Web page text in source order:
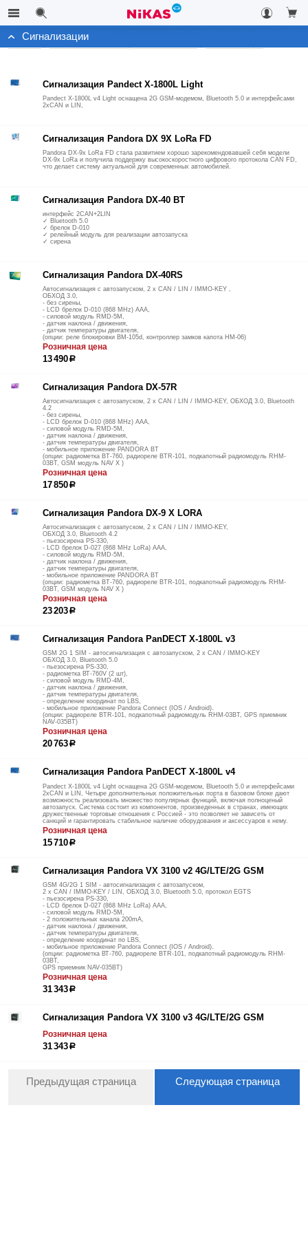
Автомобильные охранные системы
Сигнализации
Сигнализация Pandect X-1800L Light
Pandect X-1800L v4 Light оснащена 2G GSM-модемом, Bluetooth 5.0 и интерфейсами
2xCAN и LIN,
Сигнализация Pandora DX 9X LoRa FD
Pandora DX-9x LoRa FD стала развитием хорошо зарекомендовавшей себя модели
DX-9x LoRa и получила поддержку высокоскоростного цифрового протокола CAN FD,
что делает систему актуальной для современных автомобилей.
Сигнализация Pandora DX-40 BT
интерфейс 2CAN+2LIN
✓ Bluetooth 5.0
✓ брелок D-010
✓ релейный модуль для реализации автозапуска
✓ сирена
Сигнализация Pandora DX-40RS
Автосигнализация с автозапуском, 2 х CAN / LIN / IMMO-KEY ,
ОБХОД 3.0,
- без сирены,
- LCD брелок D-010 (868 MHz) ААА,
- силовой модуль RMD-5M,
- датчик наклона / движения,
- датчик температуры двигателя,
(опции: реле блокировки BM-105d, контроллер замков капота НМ-06)
Розничная цена
13 490р
Сигнализация Pandora DX-57R
Автосигнализация с автозапуском, 2 х CAN / LIN / IMMO-KEY, ОБХОД 3.0, Bluetooth
4.2
- без сирены,
- LCD брелок D-010 (868 MHz) ААА,
- силовой модуль RMD-5M,
- датчик наклона / движения,
- датчик температуры двигателя,
- мобильное приложение PANDORA BT
(опции: радиометка BT-760, радиореле BTR-101, подкапотный радиомодуль RHM-
03BT, GSM модуль NAV Х )
Розничная цена
17 850р
Сигнализация Pandora DX-9 Х LORA
Автосигнализация с автозапуском, 2 х CAN / LIN / IMMO-KEY,
ОБХОД 3.0, Bluetooth 4.2
- пьезосирена PS-330,
- LCD брелок D-027 (868 MHz LoRa) ААА,
- силовой модуль RMD-5M,
- датчик наклона / движения,
- датчик температуры двигателя,
- мобильное приложение PANDORA BT
(опции: радиометка BT-760, радиореле BTR-101, подкапотный радиомодуль RHM-
03BT, GSM модуль NAV Х )
Розничная цена
23 203р
Сигнализация Pandora PanDECT X-1800L v3
GSM 2G 1 SIM - автосигнализация с автозапуском, 2 х CAN / IMMO-KEY
ОБХОД 3.0, Bluetooth 5.0
- пьезосирена PS-330,
- радиометка ВТ-760V (2 шт),
- силовой модуль RMD-4M,
- датчик наклона / движения,
- датчик температуры двигателя,
- определение координат по LBS,
- мобильное приложение Pandora Connect (IOS / Android).
(опции: радиореле BTR-101, подкапотный радиомодуль RHM-03BT, GPS приемник
NAV-035BT)
Розничная цена
20 763р
Сигнализация Pandora PanDECT X-1800L v4
Pandect X-1800L v4 Light оснащена 2G GSM-модемом, Bluetooth 5.0 и интерфейсами
2xCAN и LIN, Четыре дополнительных положительных порта в базовом блоке дают
возможность реализовать множество популярных функций, включая полноценый
автозапуск. Система состоит из компонентов, произведенных в странах, имеющих
дружественные торговые отношения с Россией - это позволяет не зависеть от
санкций и гарантировать стабильное наличие оборудования и аксессуаров к нему.
Розничная цена
15 710р
Сигнализация Pandora VX 3100 v2 4G/LTE/2G GSM
GSM 4G/2G 1 SIM - автосигнализация с автозапуском,
2 х CAN / IMMO-KEY / LIN, ОБХОД 3.0, Bluetooth 5.0, протокол EGTS
- пьезосирена PS-330,
- LCD брелок D-027 (868 MHz LoRa) ААА,
- силовой модуль RMD-5M,
- 2 положительных канала 200mA,
- датчик наклона / движения,
- датчик температуры двигателя,
- определение координат по LBS,
- мобильное приложение Pandora Connect (IOS / Android).
(опции: радиометка ВТ-760, радиореле BTR-101, подкапотный радиомодуль RHM-
03BT,
GPS приемник NAV-035BT)
Розничная цена
31 343р
Сигнализация Pandora VX 3100 v3 4G/LTE/2G GSM
Розничная цена
31 343р
Предыдущая страница Следующая страница